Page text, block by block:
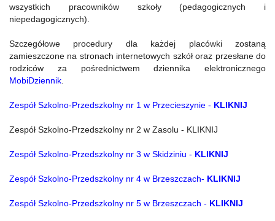
wszystkich pracowników szkoły (pedagogicznych i
niepedagogicznych).
Szczegółowe procedury dla każdej placówki zostaną
zamieszczone na stronach internetowych szkół oraz przesłane do
rodziców za pośrednictwem dziennika elektronicznego
MobiDziennik
Zespół Szkolno-Przedszkolny nr 1 w Przecieszynie - KLIKNIJ
Zespół Szkolno-Przedszkolny nr 2 w Zasolu - KLIKNIJ
Zespół Szkolno-Przedszkolny nr 3 w Skidziniu - KLIKNIJ
Zespół Szkolno-Przedszkolny nr 4 w Brzeszczach- KLIKNIJ
Zespół Szkolno-Przedszkolny nr 5 w Brzeszczach - KLIKNIJ